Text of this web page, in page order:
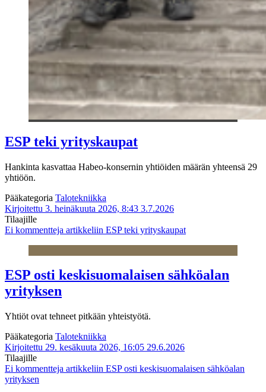
ESP teki yrityskaupat
Hankinta kasvattaa Habeo-konsernin yhtiöiden määrän yhteensä 29
yhtiöön.
Pääkategoria Talotekniikka
Kirjoitettu 3. heinäkuuta 2026, 8:43 3.7.2026
Tilaajille
Ei kommentteja artikkeliin ESP teki yrityskaupat
ESP osti keskisuomalaisen sähköalan
yrityksen
Yhtiöt ovat tehneet pitkään yhteistyötä.
Pääkategoria Talotekniikka
Kirjoitettu 29. kesäkuuta 2026, 16:05 29.6.2026
Tilaajille
Ei kommentteja artikkeliin ESP osti keskisuomalaisen sähköalan
yrityksen